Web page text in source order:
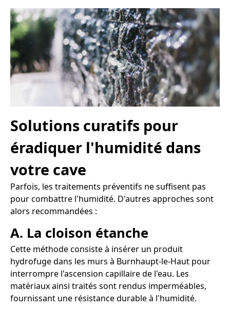
Solutions curatifs pour
éradiquer l'humidité dans
votre cave
Parfois, les traitements préventifs ne suffisent pas
pour combattre l'humidité. D'autres approches sont
alors recommandées :
A. La cloison étanche
Cette méthode consiste à insérer un produit
hydrofuge dans les murs à Burnhaupt-le-Haut pour
interrompre l'ascension capillaire de l'eau. Les
matériaux ainsi traités sont rendus imperméables,
fournissant une résistance durable à l'humidité.